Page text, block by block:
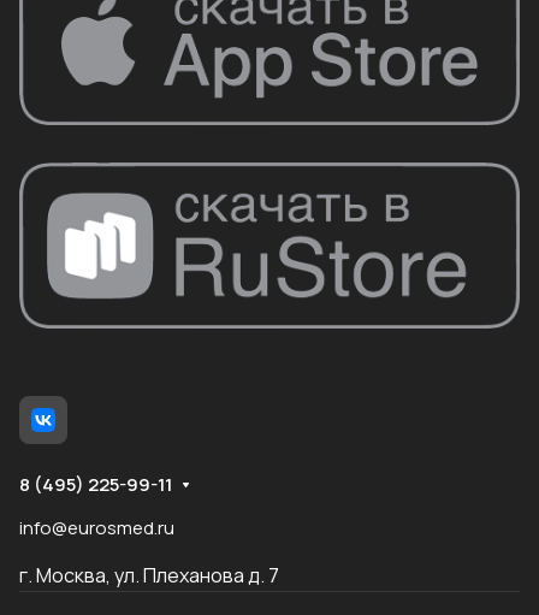
8 (495) 225-99-11
info@eurosmed.ru
г. Москва, ул. Плеханова д. 7